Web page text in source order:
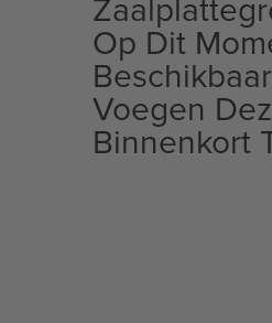
Op Dit
Voegen
Binnenkort